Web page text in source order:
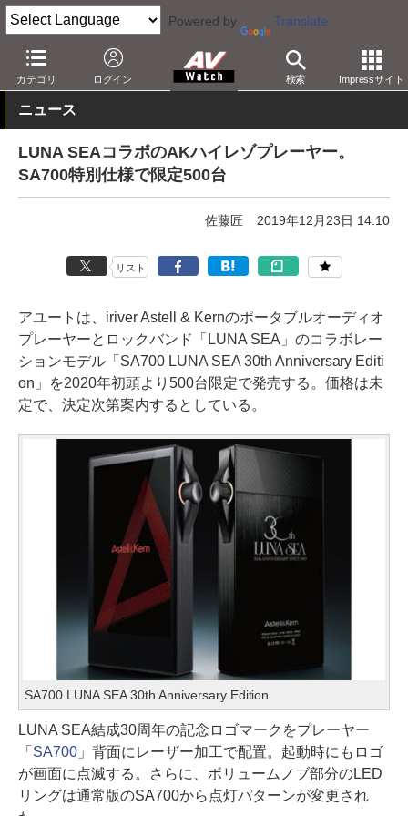
Powered by Translate
カテゴリ ログイン 検索 Impressサイト
AV Watch 製品 ポータブルオーディオ Astell & Kern
ニュース
LUNA SEAコラボのAKハイレゾプレーヤー。
SA700特別仕様で限定500台
佐藤匠 2019年12月23日 14:10
リスト
アユートは、iriver Astell & Kernのポータブルオーディオ
プレーヤーとロックバンド「LUNA SEA」のコラボレー
ションモデル「SA700 LUNA SEA 30th Anniversary Editi
on」を2020年初頭より500台限定で発売する。価格は未
定で、決定次第案内するとしている。
SA700 LUNA SEA 30th Anniversary Edition
LUNA SEA結成30周年の記念ロゴマークをプレーヤー
「 SA700」背面にレーザー加工で配置。起動時にもロゴ
が画面に点滅する。さらに、ボリュームノブ部分のLED
リングは通常版のSA700から点灯パターンが変更され